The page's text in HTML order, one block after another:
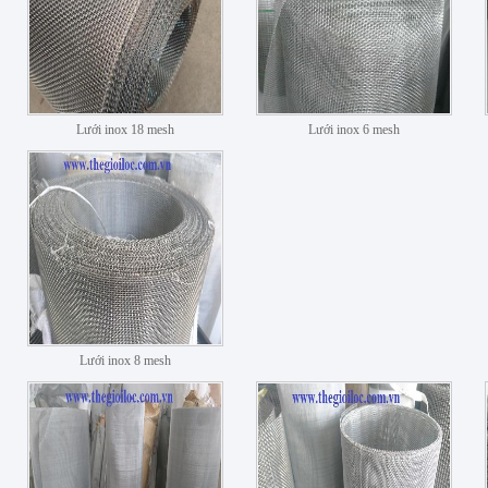
Lưới inox 18 mesh Lưới inox 6 mesh
Lưới inox 8 mesh